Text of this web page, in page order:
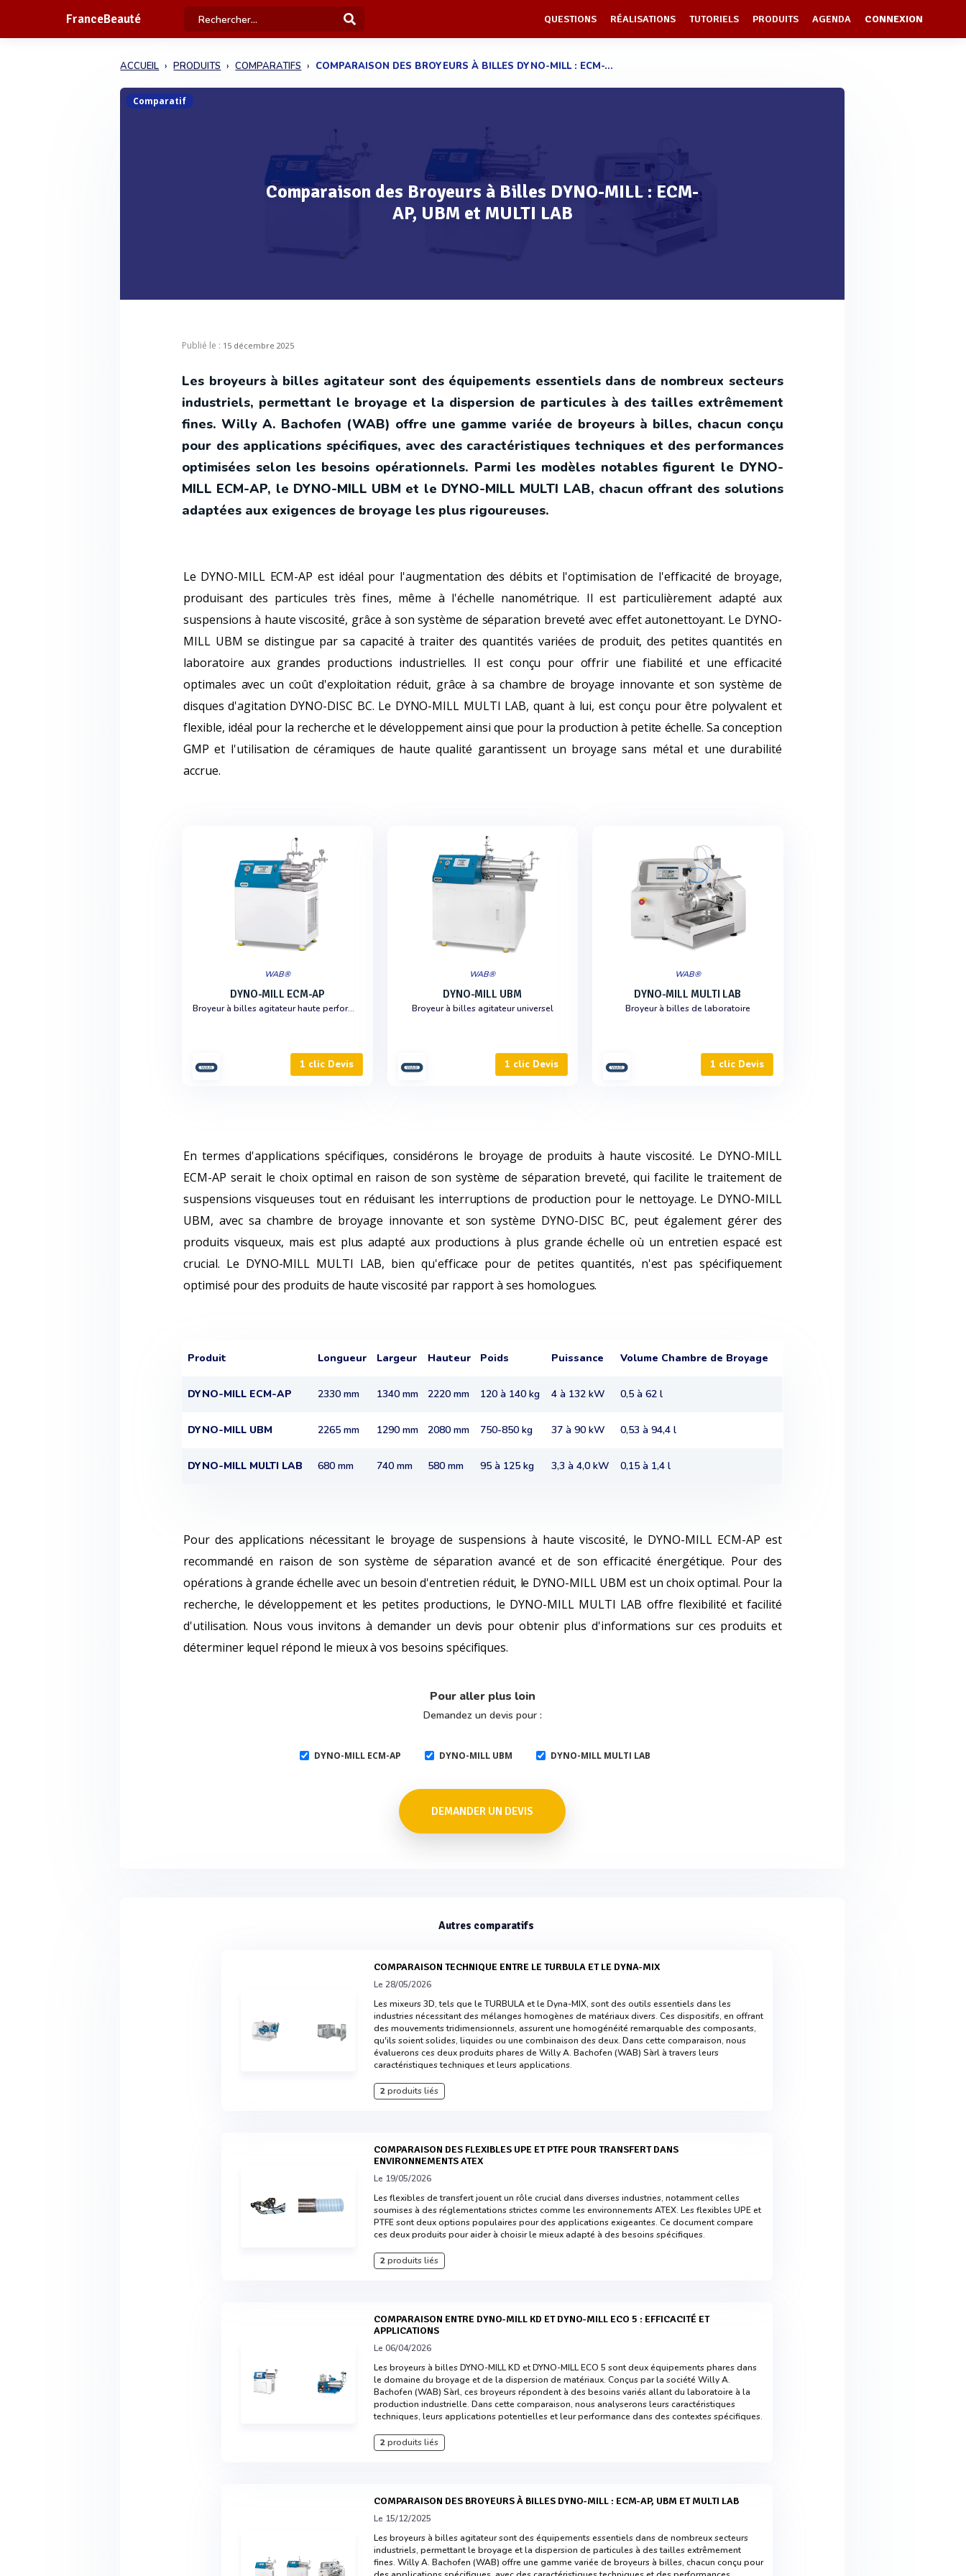
FranceBeauté QUESTIONS RÉALISATIONS TUTORIELS PRODUITS AGENDA CONNEXION
ACCUEIL PRODUITS COMPARATIFS COMPARAISON DES BROYEURS À BILLES DYNO-MILL : ECM-...
Comparatif
Comparaison des Broyeurs à Billes DYNO-MILL : ECM-
AP, UBM et MULTI LAB
Publié le : 15 décembre 2025
Les broyeurs à billes agitateur sont des équipements essentiels dans de nombreux secteurs
industriels, permettant le broyage et la dispersion de particules à des tailles extrêmement
fines. Willy A. Bachofen (WAB) offre une gamme variée de broyeurs à billes, chacun conçu
pour des applications spécifiques, avec des caractéristiques techniques et des performances
optimisées selon les besoins opérationnels. Parmi les modèles notables figurent le DYNO-
MILL ECM-AP, le DYNO-MILL UBM et le DYNO-MILL MULTI LAB, chacun offrant des solutions
adaptées aux exigences de broyage les plus rigoureuses.
Le DYNO-MILL ECM-AP est idéal pour l'augmentation des débits et l'optimisation de l'efficacité de broyage,
produisant des particules très fines, même à l'échelle nanométrique. Il est particulièrement adapté aux
suspensions à haute viscosité, grâce à son système de séparation breveté avec effet autonettoyant. Le DYNO-
MILL UBM se distingue par sa capacité à traiter des quantités variées de produit, des petites quantités en
laboratoire aux grandes productions industrielles. Il est conçu pour offrir une fiabilité et une efficacité
optimales avec un coût d'exploitation réduit, grâce à sa chambre de broyage innovante et son système de
disques d'agitation DYNO-DISC BC. Le DYNO-MILL MULTI LAB, quant à lui, est conçu pour être polyvalent et
flexible, idéal pour la recherche et le développement ainsi que pour la production à petite échelle. Sa conception
GMP et l'utilisation de céramiques de haute qualité garantissent un broyage sans métal et une durabilité
accrue.
WAB®
DYNO-MILL ECM-AP
Broyeur à billes agitateur haute performance
1 clic Devis
WAB®
DYNO-MILL UBM
Broyeur à billes agitateur universel
1 clic Devis
WAB®
DYNO-MILL MULTI LAB
Broyeur à billes de laboratoire
1 clic Devis
En termes d'applications spécifiques, considérons le broyage de produits à haute viscosité. Le DYNO-MILL
ECM-AP serait le choix optimal en raison de son système de séparation breveté, qui facilite le traitement de
suspensions visqueuses tout en réduisant les interruptions de production pour le nettoyage. Le DYNO-MILL
UBM, avec sa chambre de broyage innovante et son système DYNO-DISC BC, peut également gérer des
produits visqueux, mais est plus adapté aux productions à plus grande échelle où un entretien espacé est
crucial. Le DYNO-MILL MULTI LAB, bien qu'efficace pour de petites quantités, n'est pas spécifiquement
optimisé pour des produits de haute viscosité par rapport à ses homologues.
Produit Longueur Largeur Hauteur Poids Puissance Volume Chambre de Broyage
DYNO-MILL ECM-AP 2330 mm 1340 mm 2220 mm 120 à 140 kg 4 à 132 kW 0,5 à 62 l
DYNO-MILL UBM 2265 mm 1290 mm 2080 mm 750-850 kg 37 à 90 kW 0,53 à 94,4 l
DYNO-MILL MULTI LAB 680 mm 740 mm 580 mm 95 à 125 kg 3,3 à 4,0 kW 0,15 à 1,4 l
Pour des applications nécessitant le broyage de suspensions à haute viscosité, le DYNO-MILL ECM-AP est
recommandé en raison de son système de séparation avancé et de son efficacité énergétique. Pour des
opérations à grande échelle avec un besoin d'entretien réduit, le DYNO-MILL UBM est un choix optimal. Pour la
recherche, le développement et les petites productions, le DYNO-MILL MULTI LAB offre flexibilité et facilité
d'utilisation. Nous vous invitons à demander un devis pour obtenir plus d'informations sur ces produits et
déterminer lequel répond le mieux à vos besoins spécifiques.
Pour aller plus loin
Demandez un devis pour :
DYNO-MILL ECM-AP DYNO-MILL UBM DYNO-MILL MULTI LAB
DEMANDER UN DEVIS
Autres comparatifs
COMPARAISON TECHNIQUE ENTRE LE TURBULA ET LE DYNA-MIX
Le 28/05/2026
Les mixeurs 3D, tels que le TURBULA et le Dyna-MIX, sont des outils essentiels dans les
industries nécessitant des mélanges homogènes de matériaux divers. Ces dispositifs, en offrant
des mouvements tridimensionnels, assurent une homogénéité remarquable des composants,
qu'ils soient solides, liquides ou une combinaison des deux. Dans cette comparaison, nous
évaluerons ces deux produits phares de Willy A. Bachofen (WAB) Sàrl à travers leurs
caractéristiques techniques et leurs applications.
2produits liés
COMPARAISON DES FLEXIBLES UPE ET PTFE POUR TRANSFERT DANS
ENVIRONNEMENTS ATEX
Le 19/05/2026
Les flexibles de transfert jouent un rôle crucial dans diverses industries, notamment celles
soumises à des réglementations strictes comme les environnements ATEX. Les flexibles UPE et
PTFE sont deux options populaires pour des applications exigeantes. Ce document compare
ces deux produits pour aider à choisir le mieux adapté à des besoins spécifiques.
2produits liés
COMPARAISON ENTRE DYNO-MILL KD ET DYNO-MILL ECO 5 : EFFICACITÉ ET
APPLICATIONS
Le 06/04/2026
Les broyeurs à billes DYNO-MILL KD et DYNO-MILL ECO 5 sont deux équipements phares dans
le domaine du broyage et de la dispersion de matériaux. Conçus par la société Willy A.
Bachofen (WAB) Sàrl, ces broyeurs répondent à des besoins variés allant du laboratoire à la
production industrielle. Dans cette comparaison, nous analyserons leurs caractéristiques
techniques, leurs applications potentielles et leur performance dans des contextes spécifiques.
2produits liés
COMPARAISON DES BROYEURS À BILLES DYNO-MILL : ECM-AP, UBM ET MULTI LAB
Le 15/12/2025
Les broyeurs à billes agitateur sont des équipements essentiels dans de nombreux secteurs
industriels, permettant le broyage et la dispersion de particules à des tailles extrêmement
fines. Willy A. Bachofen (WAB) offre une gamme variée de broyeurs à billes, chacun conçu pour